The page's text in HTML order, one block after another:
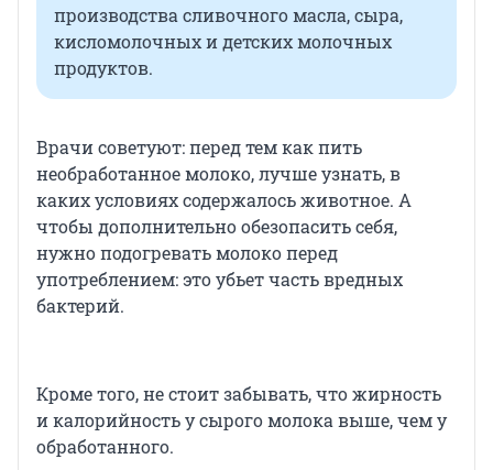
производства сливочного масла, сыра,
кисломолочных и детских молочных
продуктов.
Врачи советуют: перед тем как пить
необработанное молоко, лучше узнать, в
каких условиях содержалось животное. А
чтобы дополнительно обезопасить себя,
нужно подогревать молоко перед
употреблением: это убьет часть вредных
бактерий.
Кроме того, не стоит забывать, что жирность
и калорийность у сырого молока выше, чем у
обработанного.